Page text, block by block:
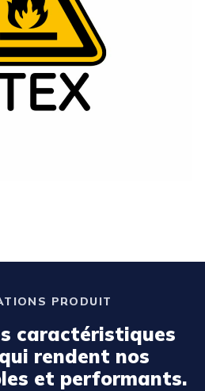
PRODUIT
caractéristiques
rendent nos
et performants.